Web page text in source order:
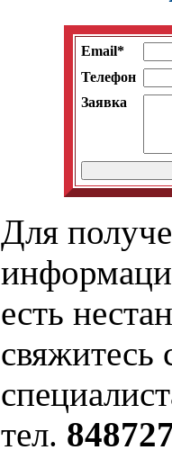
Email*
Телефон
Заявка
Для
есть
тел.